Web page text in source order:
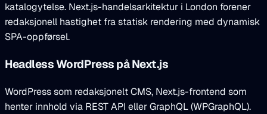
katalogytelse. Next.js-handelsarkitektur i London forener
redaksjonell hastighet fra statisk rendering med dynamisk
SPA-oppførsel.
Headless WordPress på Next.js
WordPress som redaksjonelt CMS, Next.js-frontend som
henter innhold via REST API eller GraphQL (WPGraphQL).